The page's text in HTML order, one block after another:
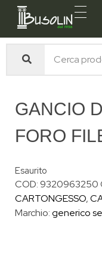
Busolin S.R.L.
GANCIO
FORO
Esaurito
COD:9320963250
CARTONGESSO,
Marchio:generico